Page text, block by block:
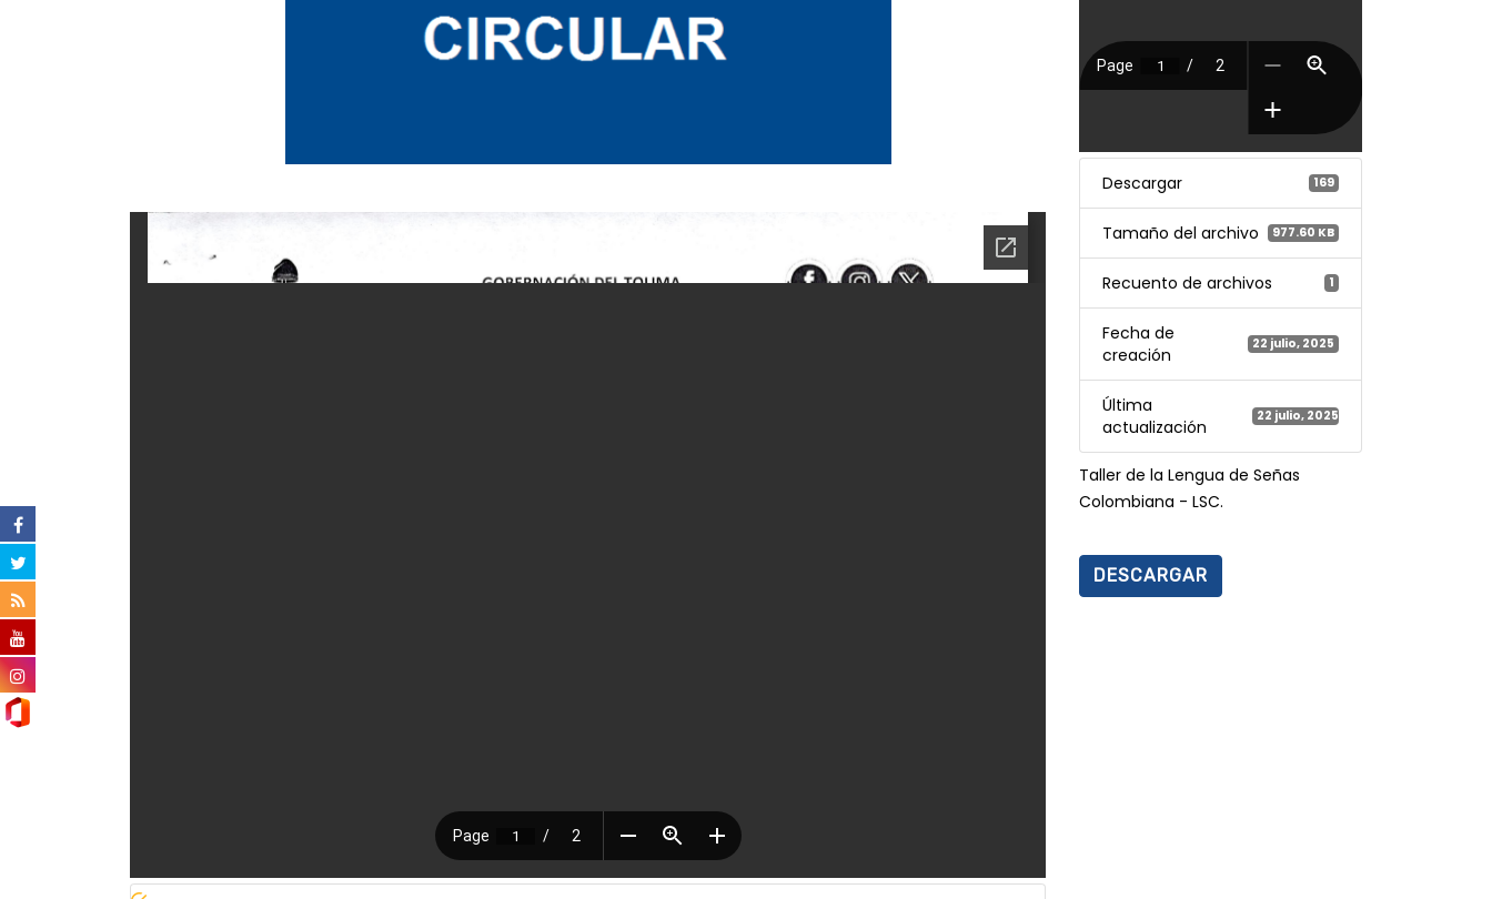
Descargar 169
Tamaño del archivo 977.60 KB
Recuento de archivos 1
Fecha de
creación
22 julio, 2025
Última
actualización
22 julio, 2025
Taller de la Lengua de Señas
Colombiana - LSC.
DESCARGAR